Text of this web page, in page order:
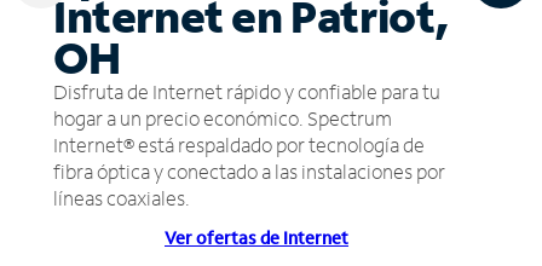
Internet en Patriot,
OH
Disfruta de Internet rápido y confiable para tu
hogar a un precio económico. Spectrum
Internet® está respaldado por tecnología de
fibra óptica y conectado a las instalaciones por
líneas coaxiales.
Ver ofertas de Internet